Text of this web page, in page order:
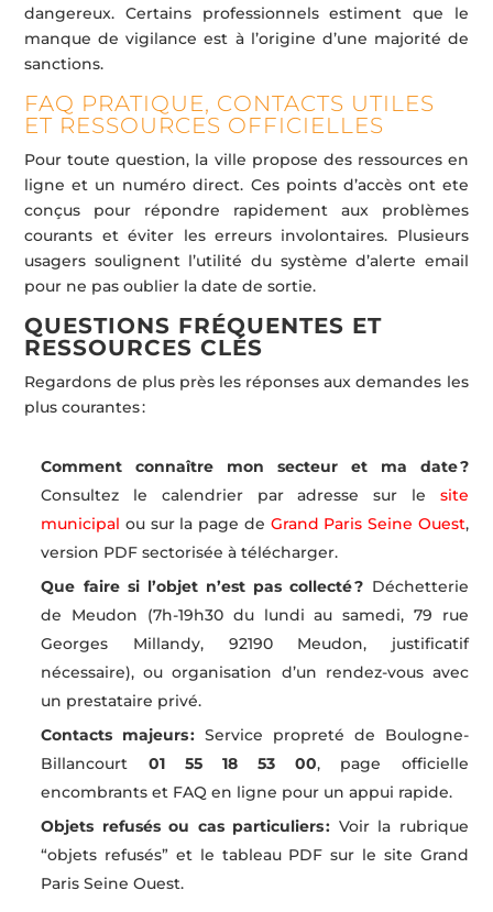
dangereux. Certains professionnels estiment que le
manque de vigilance est à l’origine d’une majorité de
sanctions.
FAQ PRATIQUE, CONTACTS UTILES
ET RESSOURCES OFFICIELLES
Pour toute question, la ville propose des ressources en
ligne et un numéro direct. Ces points d’accès ont ete
conçus pour répondre rapidement aux problèmes
courants et éviter les erreurs involontaires. Plusieurs
usagers soulignent l’utilité du système d’alerte email
pour ne pas oublier la date de sortie.
QUESTIONS FRÉQUENTES ET
RESSOURCES CLÉS
Regardons de plus près les réponses aux demandes les
plus courantes :
Comment connaître mon secteur et ma date ?
Consultez le calendrier par adresse sur le site
municipal ou sur la page de Grand Paris Seine Ouest,
version PDF sectorisée à télécharger.
Que faire si l’objet n’est pas collecté ? Déchetterie
de Meudon (7h-19h30 du lundi au samedi, 79 rue
Georges Millandy, 92190 Meudon, justificatif
nécessaire), ou organisation d’un rendez-vous avec
un prestataire privé.
Contacts majeurs : Service propreté de Boulogne-
Billancourt 01 55 18 53 00, page officielle
encombrants et FAQ en ligne pour un appui rapide.
Objets refusés ou cas particuliers : Voir la rubrique
“objets refusés” et le tableau PDF sur le site Grand
Paris Seine Ouest.